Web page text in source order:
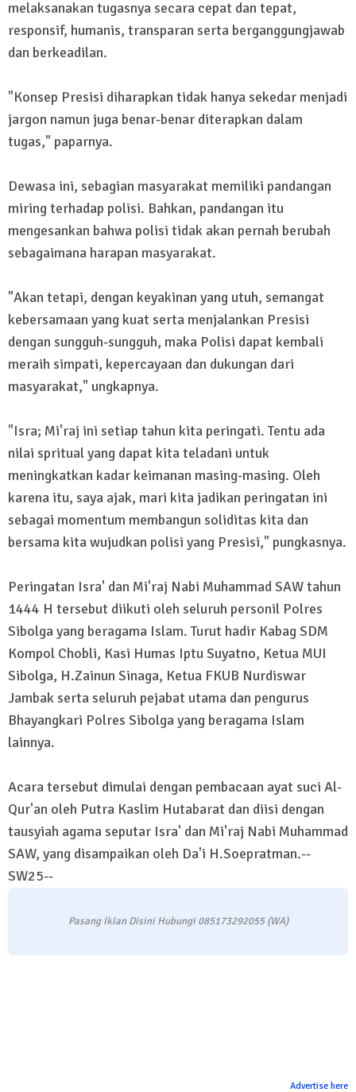
melaksanakan tugasnya secara cepat dan tepat,
responsif, humanis, transparan serta berganggungjawab
dan berkeadilan.
"Konsep Presisi diharapkan tidak hanya sekedar menjadi
jargon namun juga benar-benar diterapkan dalam
tugas," paparnya.
Dewasa ini, sebagian masyarakat memiliki pandangan
miring terhadap polisi. Bahkan, pandangan itu
mengesankan bahwa polisi tidak akan pernah berubah
sebagaimana harapan masyarakat.
"Akan tetapi, dengan keyakinan yang utuh, semangat
kebersamaan yang kuat serta menjalankan Presisi
dengan sungguh-sungguh, maka Polisi dapat kembali
meraih simpati, kepercayaan dan dukungan dari
masyarakat," ungkapnya.
"Isra; Mi'raj ini setiap tahun kita peringati. Tentu ada
nilai spritual yang dapat kita teladani untuk
meningkatkan kadar keimanan masing-masing. Oleh
karena itu, saya ajak, mari kita jadikan peringatan ini
sebagai momentum membangun soliditas kita dan
bersama kita wujudkan polisi yang Presisi," pungkasnya.
Peringatan Isra' dan Mi'raj Nabi Muhammad SAW tahun
1444 H tersebut diikuti oleh seluruh personil Polres
Sibolga yang beragama Islam. Turut hadir Kabag SDM
Kompol Chobli, Kasi Humas Iptu Suyatno, Ketua MUI
Sibolga, H.Zainun Sinaga, Ketua FKUB Nurdiswar
Jambak serta seluruh pejabat utama dan pengurus
Bhayangkari Polres Sibolga yang beragama Islam
lainnya.
Acara tersebut dimulai dengan pembacaan ayat suci Al-
Qur'an oleh Putra Kaslim Hutabarat dan diisi dengan
tausyiah agama seputar Isra' dan Mi'raj Nabi Muhammad
SAW, yang disampaikan oleh Da'i H.Soepratman.--
SW25--
Pasang Iklan Disini Hubungi 085173292055 (WA)
Advertise here